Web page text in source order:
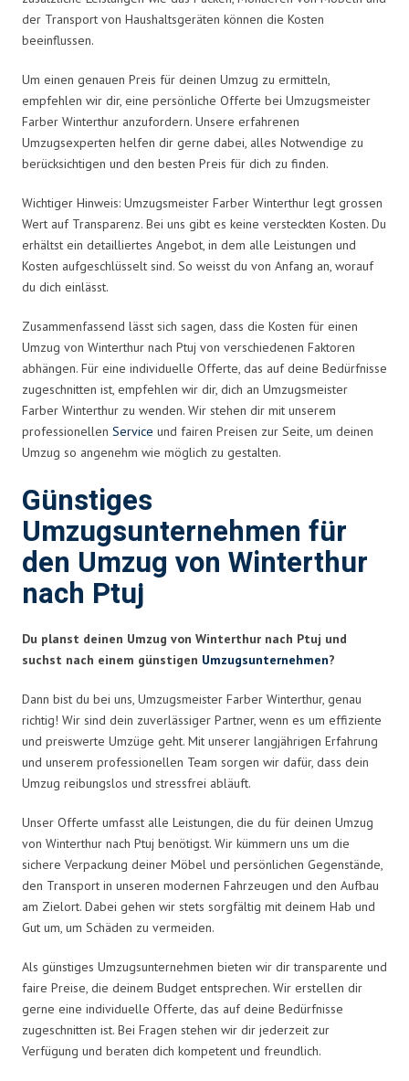
der Transport von Haushaltsgeräten können die Kosten
beeinflussen.
Um einen genauen Preis für deinen Umzug zu ermitteln,
empfehlen wir dir, eine persönliche Offerte bei Umzugsmeister
Farber Winterthur anzufordern. Unsere erfahrenen
Umzugsexperten helfen dir gerne dabei, alles Notwendige zu
berücksichtigen und den besten Preis für dich zu finden.
Wichtiger Hinweis: Umzugsmeister Farber Winterthur legt grossen
Wert auf Transparenz. Bei uns gibt es keine versteckten Kosten. Du
erhältst ein detailliertes Angebot, in dem alle Leistungen und
Kosten aufgeschlüsselt sind. So weisst du von Anfang an, worauf
du dich einlässt.
Zusammenfassend lässt sich sagen, dass die Kosten für einen
Umzug von Winterthur nach Ptuj von verschiedenen Faktoren
abhängen. Für eine individuelle Offerte, das auf deine Bedürfnisse
zugeschnitten ist, empfehlen wir dir, dich an Umzugsmeister
Farber Winterthur zu wenden. Wir stehen dir mit unserem
professionellen Service und fairen Preisen zur Seite, um deinen
Umzug so angenehm wie möglich zu gestalten.
Günstiges
Umzugsunternehmen für
den Umzug von Winterthur
nach Ptuj
Du planst deinen Umzug von Winterthur nach Ptuj und
suchst nach einem günstigen Umzugsunternehmen?
Dann bist du bei uns, Umzugsmeister Farber Winterthur, genau
richtig! Wir sind dein zuverlässiger Partner, wenn es um effiziente
und preiswerte Umzüge geht. Mit unserer langjährigen Erfahrung
und unserem professionellen Team sorgen wir dafür, dass dein
Umzug reibungslos und stressfrei abläuft.
Unser Offerte umfasst alle Leistungen, die du für deinen Umzug
von Winterthur nach Ptuj benötigst. Wir kümmern uns um die
sichere Verpackung deiner Möbel und persönlichen Gegenstände,
den Transport in unseren modernen Fahrzeugen und den Aufbau
am Zielort. Dabei gehen wir stets sorgfältig mit deinem Hab und
Gut um, um Schäden zu vermeiden.
Als günstiges Umzugsunternehmen bieten wir dir transparente und
faire Preise, die deinem Budget entsprechen. Wir erstellen dir
gerne eine individuelle Offerte, das auf deine Bedürfnisse
zugeschnitten ist. Bei Fragen stehen wir dir jederzeit zur
Verfügung und beraten dich kompetent und freundlich.